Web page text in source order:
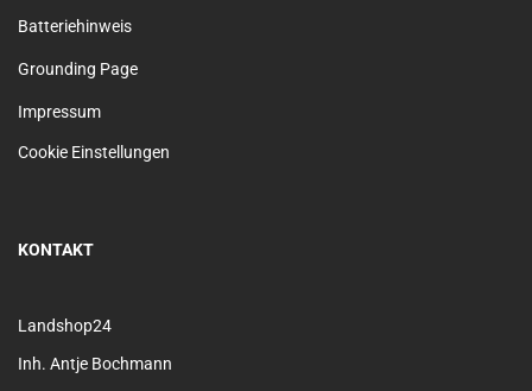
Batteriehinweis
Grounding Page
Impressum
Cookie Einstellungen
KONTAKT
Landshop24
Inh. Antje Bochmann